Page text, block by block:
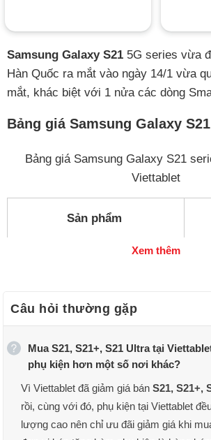
Samsung Galaxy S21 5G series vừa
Hàn Quốc ra mắt vào ngày 14/1 vừa
mắt, khác biệt với 1 nửa các dòng
Bảng giá Samsung Galaxy
Bảng giá Samsung Galaxy S21
Viettablet
Sản phẩm
8GB/128GB
Samsung Galaxy S21 128GB
Mỹ
Xem thêm
Câu hỏi thường gặp
Mua S21, S21+, S21 Ultra tại
phụ kiện hơn một số nơi khác?
Vì Viettablet đã giảm giá bánS21, S21+,
rồi, cùng với đó, phụ kiện tại Viettablet
lượng cao nên chỉ ưu đãi giảm giá khi